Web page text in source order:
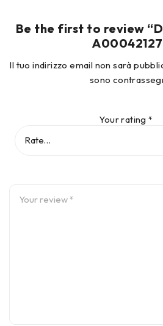
Be the first to review
Il tuo indirizzo email non sarà
sono
Your rating*